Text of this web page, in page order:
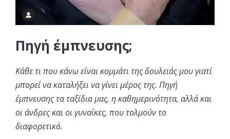
Πηγή έμπνευσης;
Κάθε τι που κάνω είναι κομμάτι της δουλειάς μου γιατί
μπορεί να καταλήξει να γίνει μέρος της. Πηγή
έμπνευσης τα ταξίδια μας, η καθημερινότητα, αλλά και
οι άνδρες και οι γυναίκες, που τολμούν το
διαφορετικό.